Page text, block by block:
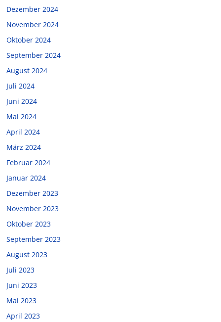
Dezember 2024
November 2024
Oktober 2024
September 2024
August 2024
Juli 2024
Juni 2024
Mai 2024
April 2024
März 2024
Februar 2024
Januar 2024
Dezember 2023
November 2023
Oktober 2023
September 2023
August 2023
Juli 2023
Juni 2023
Mai 2023
April 2023